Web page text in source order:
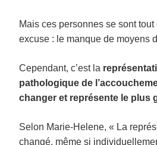
Mais ces personnes se sont
excuse : le manque de moyens
Cependant, c’est la
pathologique de
changer et représente le plus
Selon Marie-Helene, « La
changé, même si